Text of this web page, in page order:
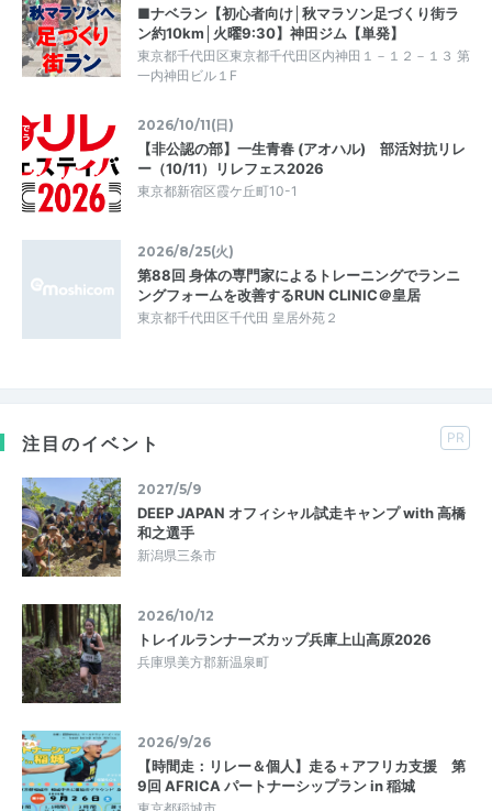
■ナベラン【初心者向け│秋マラソン足づくり街ラ
ン約10km│火曜9:30】神田ジム【単発】
東京都千代田区東京都千代田区内神田１－１２－１３ 第
一内神田ビル１F
2026/10/11(日)
【非公認の部】一生青春 (アオハル) 部活対抗リレ
ー（10/11）リレフェス2026
東京都新宿区霞ケ丘町10-1
2026/8/25(火)
第88回 身体の専門家によるトレーニングでランニ
ングフォームを改善するRUN CLINIC＠皇居
東京都千代田区千代田 皇居外苑２
注目のイベント PR
2027/5/9
DEEP JAPAN オフィシャル試走キャンプ with 高橋
和之選手
新潟県三条市
2026/10/12
トレイルランナーズカップ兵庫上山高原2026
兵庫県美方郡新温泉町
2026/9/26
【時間走：リレー＆個人】走る＋アフリカ支援 第
9回 AFRICA パートナーシップラン in 稲城